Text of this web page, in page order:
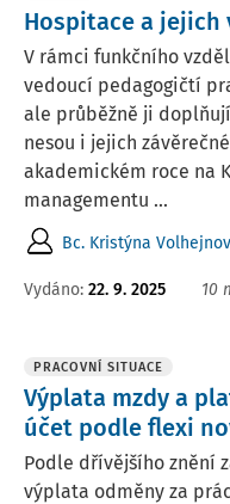
Hospitace a
V rámci funkčního
vedoucí pedagogičtí
ale průběžně ji
nesou i jejich
akademickém roce na
managementu ...
Bc. Kristýna
Vydáno: 22. 9. 2025 10
PRACOVNÍ SITUACE
Výplata mzdy a
účet podle flexi
Podle dřívějšího znění
výplata odměny za